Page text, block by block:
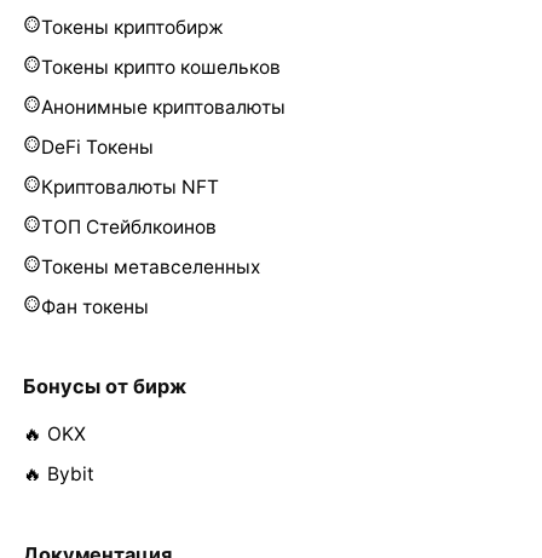
Токены криптобирж
Токены крипто кошельков
Анонимные криптовалюты
DeFi Токены
Криптовалюты NFT
ТОП Стейблкоинов
Токены метавселенных
Фан токены
Бонусы от бирж
🔥 OKX
🔥 Bybit